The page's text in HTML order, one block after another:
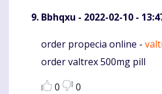
Bbhqxu - 2022-02-10 -
Komentaras
order propecia online -
order valtrex 500mg pill
0
0